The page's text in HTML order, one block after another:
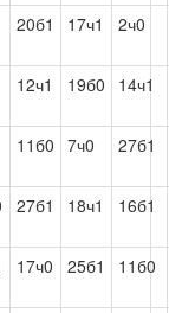
20б1 17ч1 2ч0
12ч1 19б0 14ч1
11б0 7ч0 27б1
27б1 18ч1 16б1
17ч0 25б1 11б0